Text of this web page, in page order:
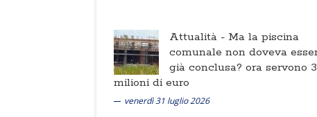
Attualità - Ma la piscina
comunale non doveva
già conclusa? ora servono 3
milioni di euro
venerdì 31 luglio 2026